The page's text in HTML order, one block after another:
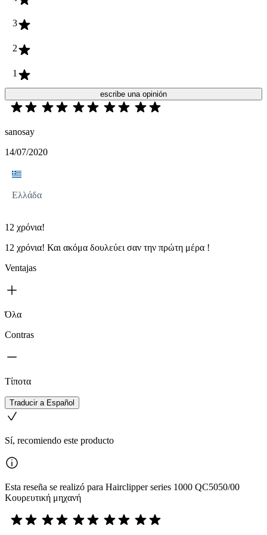
3
2
1
escribe una opinión
sanosay
14/07/2020
Ελλάδα
12 χρόνια!
12 χρόνια! Και ακόμα δουλεύει σαν την πρώτη μέρα !
Ventajas
Όλα
Contras
Τίποτα
Traducir a Español
Sí, recomiendo este producto
Esta reseña se realizó para Hairclipper series 1000 QC5050/00
Κουρευτική μηχανή